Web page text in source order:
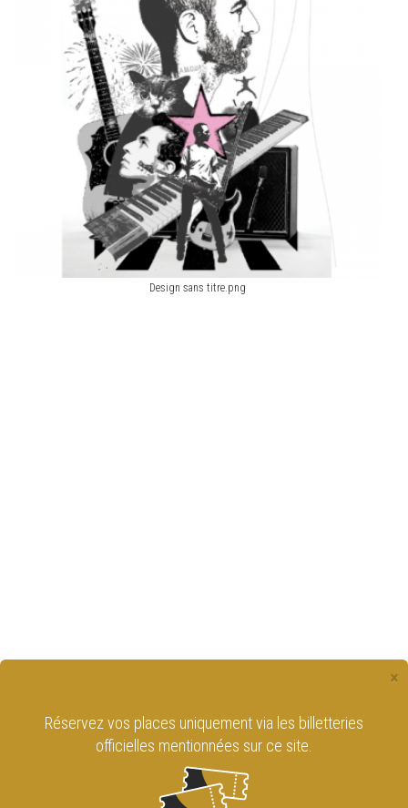
Design sans titre.png
×
Réservez vos places uniquement via les billetteries
officielles mentionnées sur ce site.